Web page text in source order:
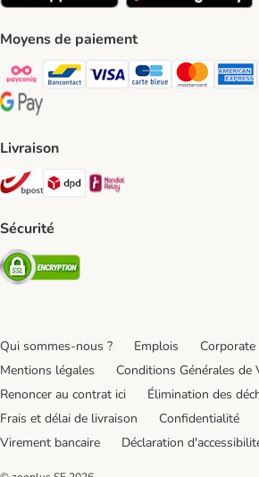
Moyens de paiement
Payconiq Payment Method
bancontact Payment Method
Visa Payment Method
carte bleue Payment
Master card
Google Pay Payment Method
Livraison
Bpost Shipping Method
DPD Shipping Method
Sécurité
Security
Qui sommes-nous ? Emplois
Mentions légales
Conditions Générales de
Renoncer au contrat ici
Élimination des
Frais et délai de livraison
Confidentialité
Virement bancaire
Déclaration